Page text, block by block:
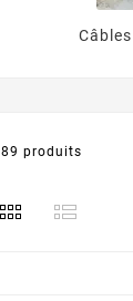
89 produits